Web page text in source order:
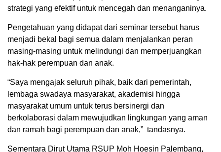
strategi yang efektif untuk mencegah dan menanganinya.
Pengetahuan yang didapat dari seminar tersebut harus
menjadi bekal bagi semua dalam menjalankan peran
masing-masing untuk melindungi dan memperjuangkan
hak-hak perempuan dan anak.
“Saya mengajak seluruh pihak, baik dari pemerintah,
lembaga swadaya masyarakat, akademisi hingga
masyarakat umum untuk terus bersinergi dan
berkolaborasi dalam mewujudkan lingkungan yang aman
dan ramah bagi perempuan dan anak,” tandasnya.
Sementara Dirut Utama RSUP Moh Hoesin Palembang,